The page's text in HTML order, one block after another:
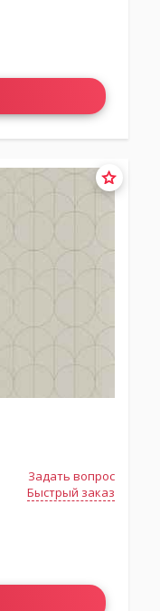
Задать вопрос
Быстрый заказ